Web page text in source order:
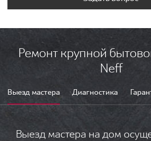
Ремонт крупной
Neff
Выезд мастера Диагностика
Выезд мастера на дом